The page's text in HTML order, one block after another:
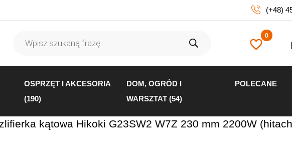
(+48)
produktów
OSPRZĘT I AKCESORIA
(190)
DOM, OGRÓD I
WARSZTAT (54)
POLECANE
kątowa Hikoki G23SW2 W7Z 230 mm 2200W